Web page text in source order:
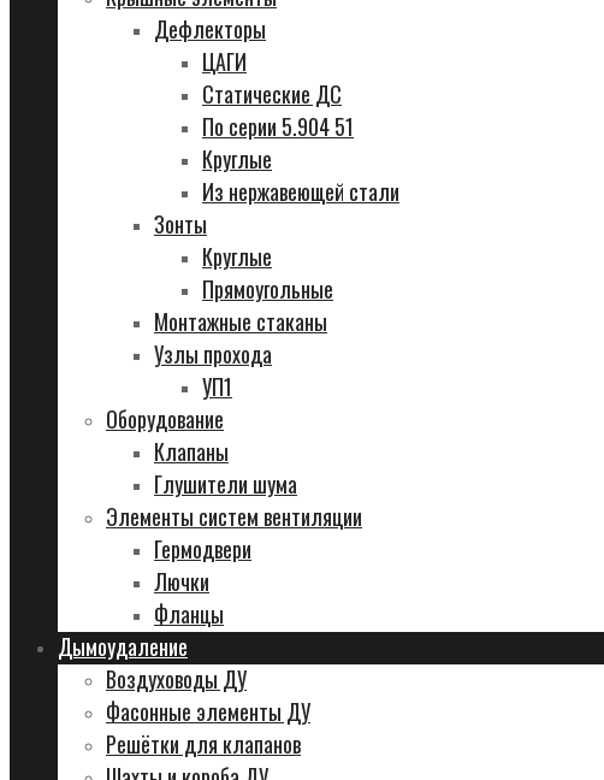
Дефлекторы
ЦАГИ
Статические ДС
По серии 5.904 51
Круглые
Из нержавеющей стали
Зонты
Круглые
Прямоугольные
Монтажные стаканы
Узлы прохода
УП1
Оборудование
Клапаны
Глушители шума
Элементы систем вентиляции
Гермодвери
Лючки
Фланцы
Дымоудаление
Воздуховоды ДУ
Фасонные элементы ДУ
Решётки для клапанов